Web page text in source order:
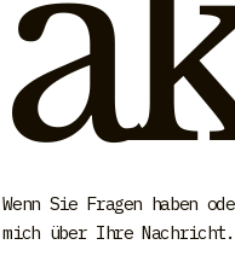
Wenn Sie Fragen haben
mich über Ihre Nachricht.